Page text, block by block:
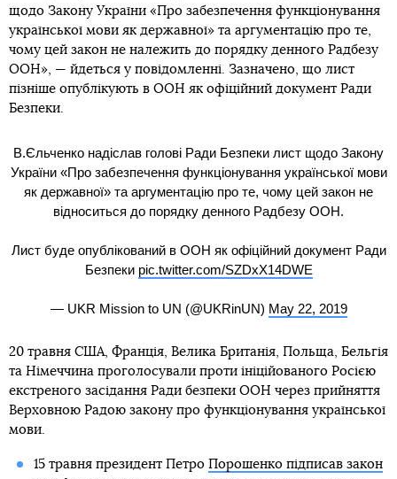
щодо Закону України «Про забезпечення функціонування
української мови як державної» та аргументацію про те,
чому цей закон не належить до порядку денного Радбезу
ООН», — йдеться у повідомленні. Зазначено, що лист
пізніше опублікують в ООН як офіційний документ Ради
Безпеки.
В.Єльченко надіслав голові Ради Безпеки лист щодо Закону
України «Про забезпечення функціонування української мови
як державної» та аргументацію про те, чому цей закон не
відноситься до порядку денного Радбезу ООН.
Лист буде опублікований в ООН як офіційний документ Ради
Безпеки pic.twitter.com/SZDxX14DWE
— UKR Mission to UN (@UKRinUN) May 22, 2019
20 травня США, Франція, Велика Британія, Польща, Бельгія
та Німеччина проголосували проти ініційованого Росією
екстреного засідання Ради безпеки ООН через прийняття
Верховною Радою закону про функціонування української
мови.
15 травня президент Петро Порошенко підписав закон